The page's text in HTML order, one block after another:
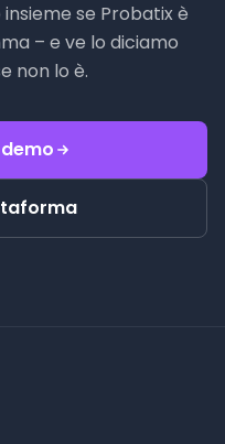
se Probatix è
– e ve lo diciamo
non lo è.